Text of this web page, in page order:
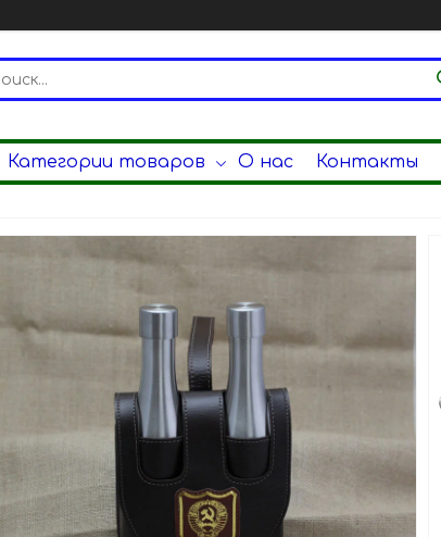
Категории товаров О нас Контакты